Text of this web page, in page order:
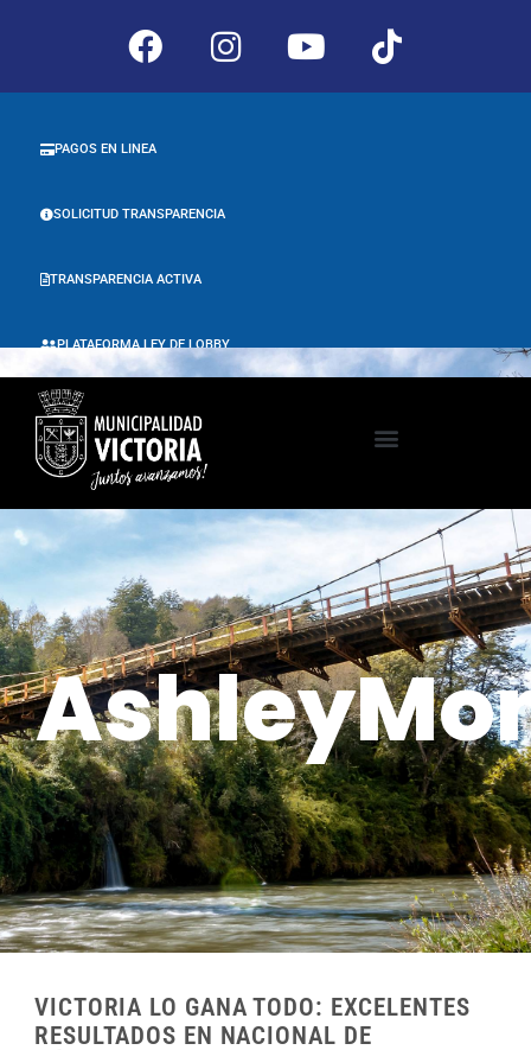
PLATAFORMA LEY DE LOBBY
TRANSPARENCIA ACTIVA
SOLICITUD TRANSPARENCIA
PAGOS EN LINEA
VICTORIA LO GANA TODO: EXCELENTES
RESULTADOS EN NACIONAL DE